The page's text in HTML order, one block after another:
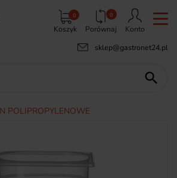
Koszyk
0 0
Porównaj
Konto
sklep@gastronet24.pl

POLIPROPYLENOWE